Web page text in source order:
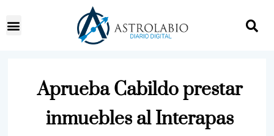
Aprueba Cabildo prestar
inmuebles al Interapas